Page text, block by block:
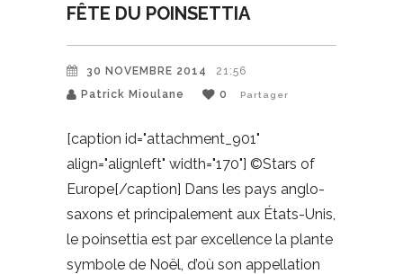
FÊTE DU POINSETTIA
30 NOVEMBRE 2014
21:56
Patrick Mioulane
0 Partager
[caption id="attachment_901"
align="alignleft" width="170"] ©Stars of
Europe[/caption] Dans les pays anglo-
saxons et principalement aux États-Unis,
le poinsettia est par excellence la plante
symbole de Noël, d’où son appellation